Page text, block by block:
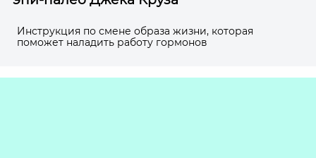
Инструкция по смене образа жизни, которая
поможет наладить работу гормонов